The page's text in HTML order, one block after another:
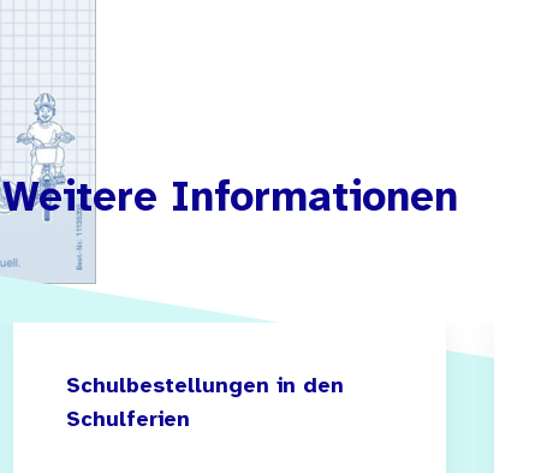
Weitere Informationen
Schulbestellungen in den
Schulferien